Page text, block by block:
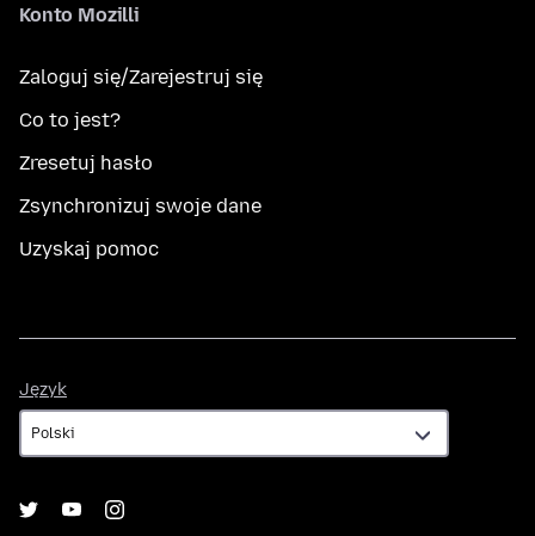
Konto Mozilli
Zaloguj się/Zarejestruj się
Co to jest?
Zresetuj hasło
Zsynchronizuj swoje dane
Uzyskaj pomoc
Język